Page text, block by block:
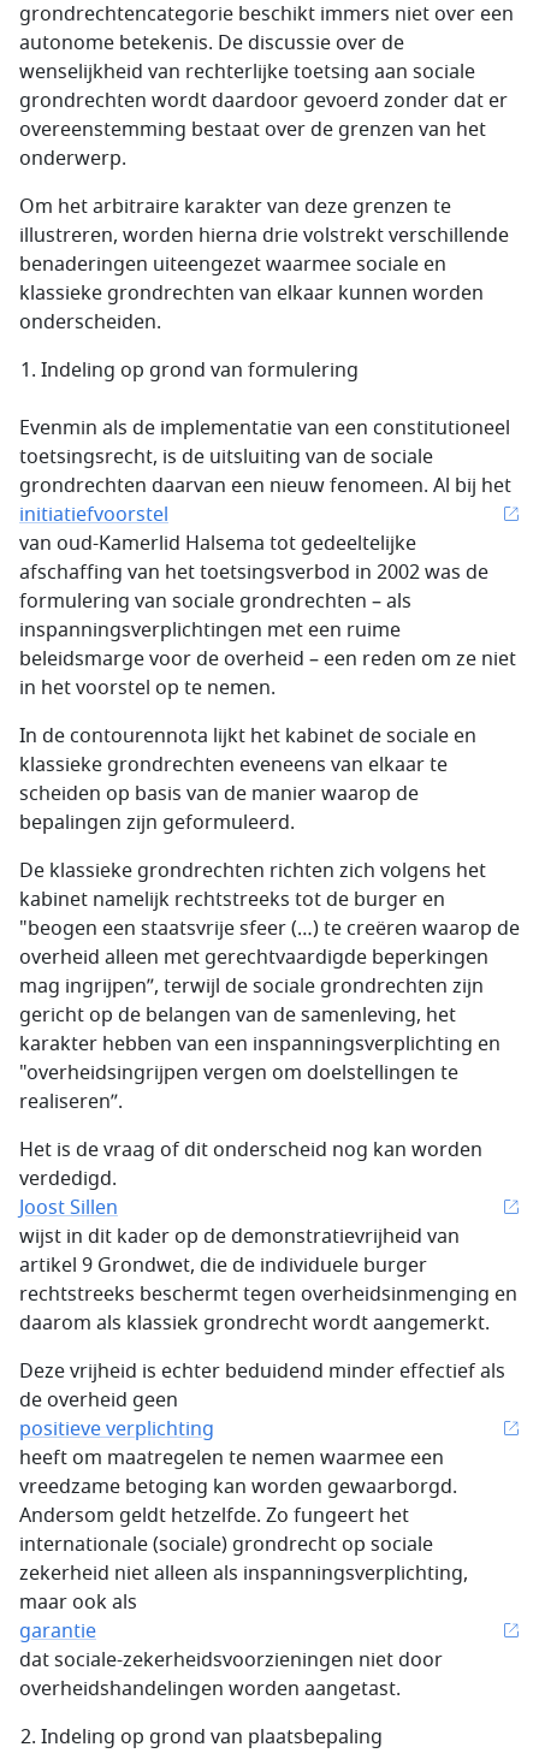
grondrechtencategorie beschikt immers niet over een
autonome betekenis. De discussie over de
wenselijkheid van rechterlijke toetsing aan sociale
grondrechten wordt daardoor gevoerd zonder dat er
overeenstemming bestaat over de grenzen van het
onderwerp.
Om het arbitraire karakter van deze grenzen te
illustreren, worden hierna drie volstrekt verschillende
benaderingen uiteengezet waarmee sociale en
klassieke grondrechten van elkaar kunnen worden
onderscheiden.
Indeling op grond van formulering
Evenmin als de implementatie van een constitutioneel
toetsingsrecht, is de uitsluiting van de sociale
grondrechten daarvan een nieuw fenomeen. Al bij het
initiatiefvoorstel
van oud-Kamerlid Halsema tot gedeeltelijke
afschaffing van het toetsingsverbod in 2002 was de
formulering van sociale grondrechten – als
inspanningsverplichtingen met een ruime
beleidsmarge voor de overheid – een reden om ze niet
in het voorstel op te nemen.
In de contourennota lijkt het kabinet de sociale en
klassieke grondrechten eveneens van elkaar te
scheiden op basis van de manier waarop de
bepalingen zijn geformuleerd.
De klassieke grondrechten richten zich volgens het
kabinet namelijk rechtstreeks tot de burger en
"beogen een staatsvrije sfeer (…) te creëren waarop de
overheid alleen met gerechtvaardigde beperkingen
mag ingrijpen”, terwijl de sociale grondrechten zijn
gericht op de belangen van de samenleving, het
karakter hebben van een inspanningsverplichting en
"overheidsingrijpen vergen om doelstellingen te
realiseren”.
Het is de vraag of dit onderscheid nog kan worden
verdedigd.
Joost Sillen
wijst in dit kader op de demonstratievrijheid van
artikel 9 Grondwet, die de individuele burger
rechtstreeks beschermt tegen overheidsinmenging en
daarom als klassiek grondrecht wordt aangemerkt.
Deze vrijheid is echter beduidend minder effectief als
de overheid geen
positieve verplichting
heeft om maatregelen te nemen waarmee een
vreedzame betoging kan worden gewaarborgd.
Andersom geldt hetzelfde. Zo fungeert het
internationale (sociale) grondrecht op sociale
zekerheid niet alleen als inspanningsverplichting,
maar ook als
garantie
dat sociale-zekerheidsvoorzieningen niet door
overheidshandelingen worden aangetast.
Indeling op grond van plaatsbepaling